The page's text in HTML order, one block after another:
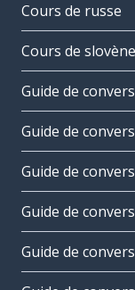
Cours de russe
Cours de slovène
Guide de
Guide de
Guide de
Guide de
Guide de